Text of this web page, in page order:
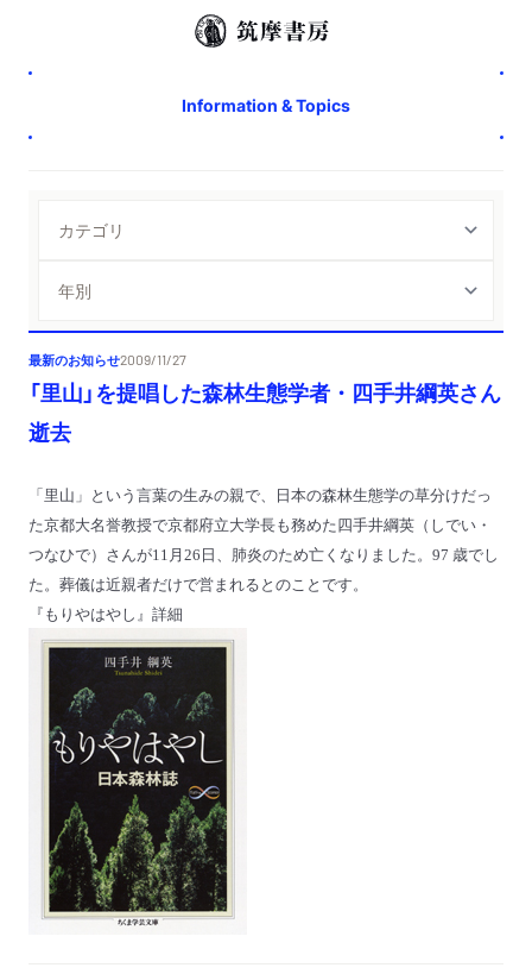
Information & Topics
最新のお知らせ2009/11/27
「里山」を提唱した森林生態学者・四手井綱英さん
逝去
「里山」という言葉の生みの親で、日本の森林生態学の草分けだっ
た京都大名誉教授で京都府立大学長も務めた四手井綱英（しでい・
つなひで）さんが11 月 26 日、肺炎のため亡くなりました。 97 歳でし
た。葬儀は近親者だけで営まれるとのことです。
『もりやはやし』 詳細